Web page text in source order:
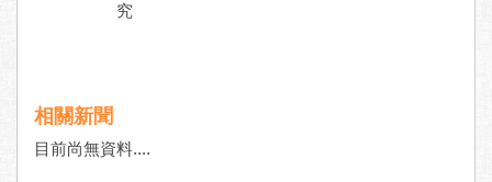
究
相關新聞
目前尚無資料....